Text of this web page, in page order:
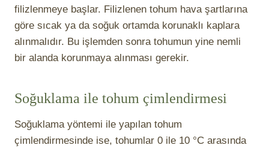
filizlenmeye başlar. Filizlenen tohum hava şartlarına
göre sıcak ya da soğuk ortamda korunaklı kaplara
alınmalıdır. Bu işlemden sonra tohumun yine nemli
bir alanda korunmaya alınması gerekir.
Soğuklama ile tohum çimlendirmesi
Soğuklama yöntemi ile yapılan tohum
çimlendirmesinde ise, tohumlar 0 ile 10 °C arasında